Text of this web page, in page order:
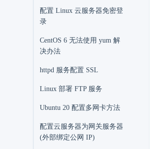
配置 Linux 云服务器免密登
录
CentOS 6 无法使用 yum 解
决办法
httpd 服务配置 SSL
Linux 部署 FTP 服务
Ubuntu 20 配置多网卡方法
配置云服务器为网关服务器
(外部绑定公网 IP)